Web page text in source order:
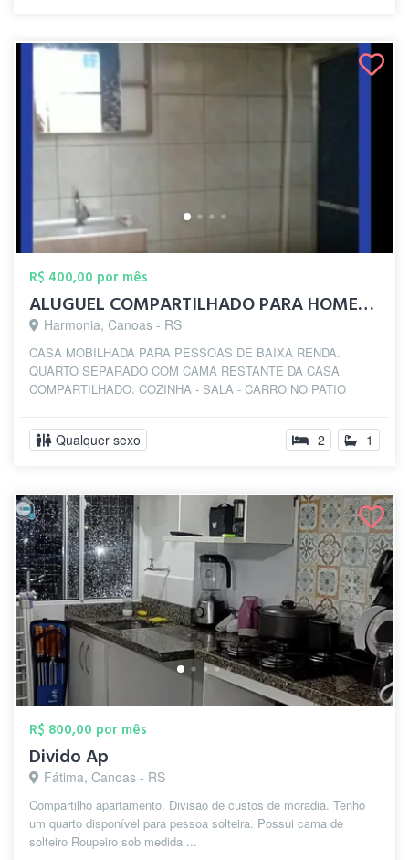
R$ 400,00 por mês
ALUGUEL COMPARTILHADO PARA HOMENS GAYS C...
Harmonia, Canoas - RS
CASA MOBILHADA PARA PESSOAS DE BAIXA RENDA.
QUARTO SEPARADO COM CAMA RESTANTE DA CASA
COMPARTILHADO: COZINHA - SALA - CARRO NO PATIO
Qualquer sexo 2 1
R$ 800,00 por mês
Divido Ap
Fátima, Canoas - RS
Compartilho apartamento. Divisão de custos de moradia. Tenho
um quarto disponível para pessoa solteira. Possui cama de
solteiro Roupeiro sob medida ...